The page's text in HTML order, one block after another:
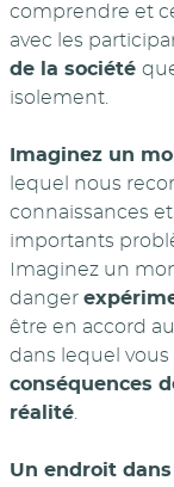
comprendre et
avec les
de la société
isolement.
Imaginez un
lequel nous
connaissances
importants
Imaginez un
danger
être en accord
dans lequel
conséquences
réalité
Un endroit